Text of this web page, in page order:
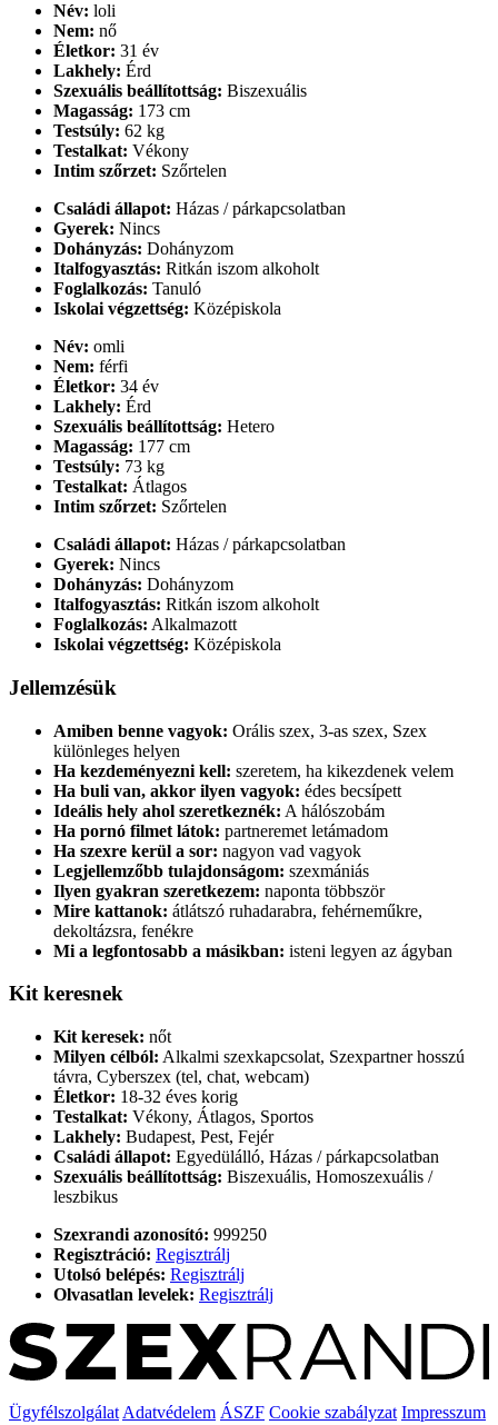
Név: loli
Nem: nő
Életkor: 31 év
Lakhely: Érd
Szexuális beállítottság: Biszexuális
Magasság: 173 cm
Testsúly: 62 kg
Testalkat: Vékony
Intim szőrzet: Szőrtelen
Családi állapot: Házas / párkapcsolatban
Gyerek: Nincs
Dohányzás: Dohányzom
Italfogyasztás: Ritkán iszom alkoholt
Foglalkozás: Tanuló
Iskolai végzettség: Középiskola
Név: omli
Nem: férfi
Életkor: 34 év
Lakhely: Érd
Szexuális beállítottság: Hetero
Magasság: 177 cm
Testsúly: 73 kg
Testalkat: Átlagos
Intim szőrzet: Szőrtelen
Családi állapot: Házas / párkapcsolatban
Gyerek: Nincs
Dohányzás: Dohányzom
Italfogyasztás: Ritkán iszom alkoholt
Foglalkozás: Alkalmazott
Iskolai végzettség: Középiskola
Jellemzésük
Amiben benne vagyok: Orális szex, 3-as szex, Szex
különleges helyen
Ha kezdeményezni kell: szeretem, ha kikezdenek velem
Ha buli van, akkor ilyen vagyok: édes becsípett
Ideális hely ahol szeretkeznék: A hálószobám
Ha pornó filmet látok: partneremet letámadom
Ha szexre kerül a sor: nagyon vad vagyok
Legjellemzőbb tulajdonságom: szexmániás
Ilyen gyakran szeretkezem: naponta többször
Mire kattanok: átlátszó ruhadarabra, fehérneműkre,
dekoltázsra, fenékre
Mi a legfontosabb a másikban: isteni legyen az ágyban
Kit keresnek
Kit keresek: nőt
Milyen célból: Alkalmi szexkapcsolat, Szexpartner hosszú
távra, Cyberszex (tel, chat, webcam)
Életkor: 18-32 éves korig
Testalkat: Vékony, Átlagos, Sportos
Lakhely: Budapest, Pest, Fejér
Családi állapot: Egyedülálló, Házas / párkapcsolatban
Szexuális beállítottság: Biszexuális, Homoszexuális /
leszbikus
Szexrandi azonosító: 999250
Regisztráció: Regisztrálj
Utolsó belépés: Regisztrálj
Olvasatlan levelek: Regisztrálj
Ügyfélszolgálat Adatvédelem ÁSZF Cookie szabályzat Impresszum